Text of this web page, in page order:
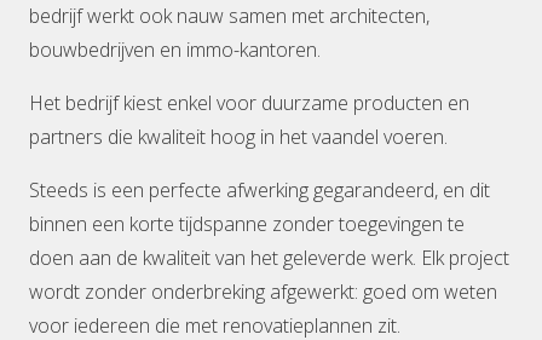
bedrijf werkt ook nauw samen met architecten,
bouwbedrijven en immo-kantoren.
Het bedrijf kiest enkel voor duurzame producten en
partners die kwaliteit hoog in het vaandel voeren.
Steeds is een perfecte afwerking gegarandeerd, en dit
binnen een korte tijdspanne zonder toegevingen te
doen aan de kwaliteit van het geleverde werk. Elk project
wordt zonder onderbreking afgewerkt: goed om weten
voor iedereen die met renovatieplannen zit.